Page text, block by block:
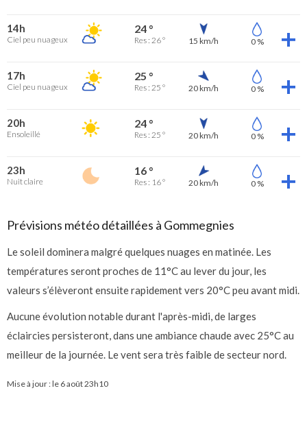
14h
Ciel peu nuageux
24 °
Res : 26 ° 15 km/h 0 %
17h
Ciel peu nuageux
25 °
Res : 25 ° 20 km/h 0 %
20h
Ensoleillé
24 °
Res : 25 ° 20 km/h 0 %
23h
Nuit claire
16 °
Res : 16 ° 20 km/h 0 %
Prévisions météo détaillées à Gommegnies
Le soleil dominera malgré quelques nuages en matinée. Les
températures seront proches de 11°C au lever du jour, les
valeurs s’élèveront ensuite rapidement vers 20°C peu avant midi.
Aucune évolution notable durant l'après-midi, de larges
éclaircies persisteront, dans une ambiance chaude avec 25°C au
meilleur de la journée. Le vent sera très faible de secteur nord.
Mise à jour : le 6 août 23h10